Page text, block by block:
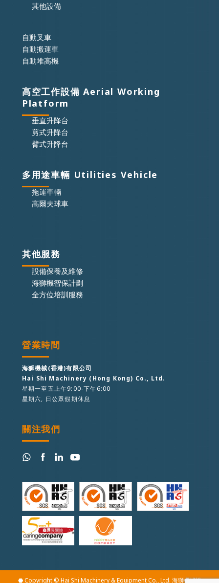
其他設備
自動叉車
自動搬運車
自動堆高機
高空工作設備 Aerial Working
Platform
垂直升降台
剪式升降台
臂式升降台
多用途車輛 Utilities Vehicle
拖運車輛
高爾夫球車
其他服務
設備保養及維修
海獅機智保計劃
全方位培訓服務
營業時間
海獅機械(香港)有限公司
Hai Shi Machinery (Hong Kong) Co., Ltd.
星期一至五上午9:00-下午6:00
星期六, 日公眾假期休息
關注我們
⬣ Copyright © Hai Shi Machinery & Equipment Co., Ltd. 海獅機械設